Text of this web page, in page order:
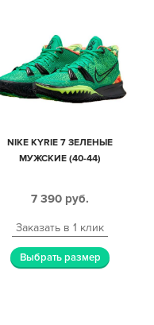
NIKE KYRIE 7 ЗЕЛЕНЫЕ
МУЖСКИЕ (40-44)
7 390 руб.
Заказать в 1 клик
Выбрать размер